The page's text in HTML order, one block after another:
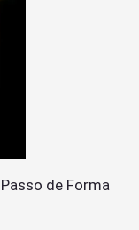
de Forma